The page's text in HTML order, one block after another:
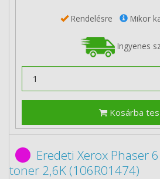
Rendelésre Mikor
Ingyenes
Kosárba
Eredeti Xerox Phaser
toner 2,6K (106R01474)